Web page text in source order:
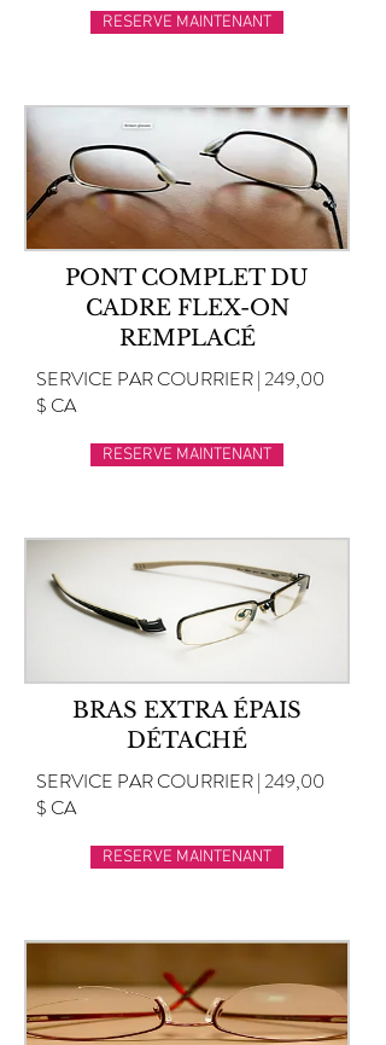
RESERVE MAINTENANT
PONT COMPLET DU
CADRE FLEX-ON
REMPLACÉ
SERVICE PAR COURRIER | 249,00
$ CA
RESERVE MAINTENANT
BRAS EXTRA ÉPAIS
DÉTACHÉ
SERVICE PAR COURRIER | 249,00
$ CA
RESERVE MAINTENANT